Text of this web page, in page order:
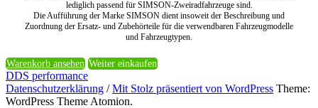
lediglich passend für SIMSON-Zweiradfahrzeuge sind.
Die Aufführung der Marke SIMSON dient insoweit der Beschreibung und
Zuordnung der Ersatz- und Zubehörteile für die verwendbaren Fahrzeugmodelle
und Fahrzeugtypen.
Warenkorb ansehen Weiter einkaufen
DDS performance
Datenschutzerklärung /Mit Stolz präsentiert von WordPress Theme:
WordPress Theme Atomion.